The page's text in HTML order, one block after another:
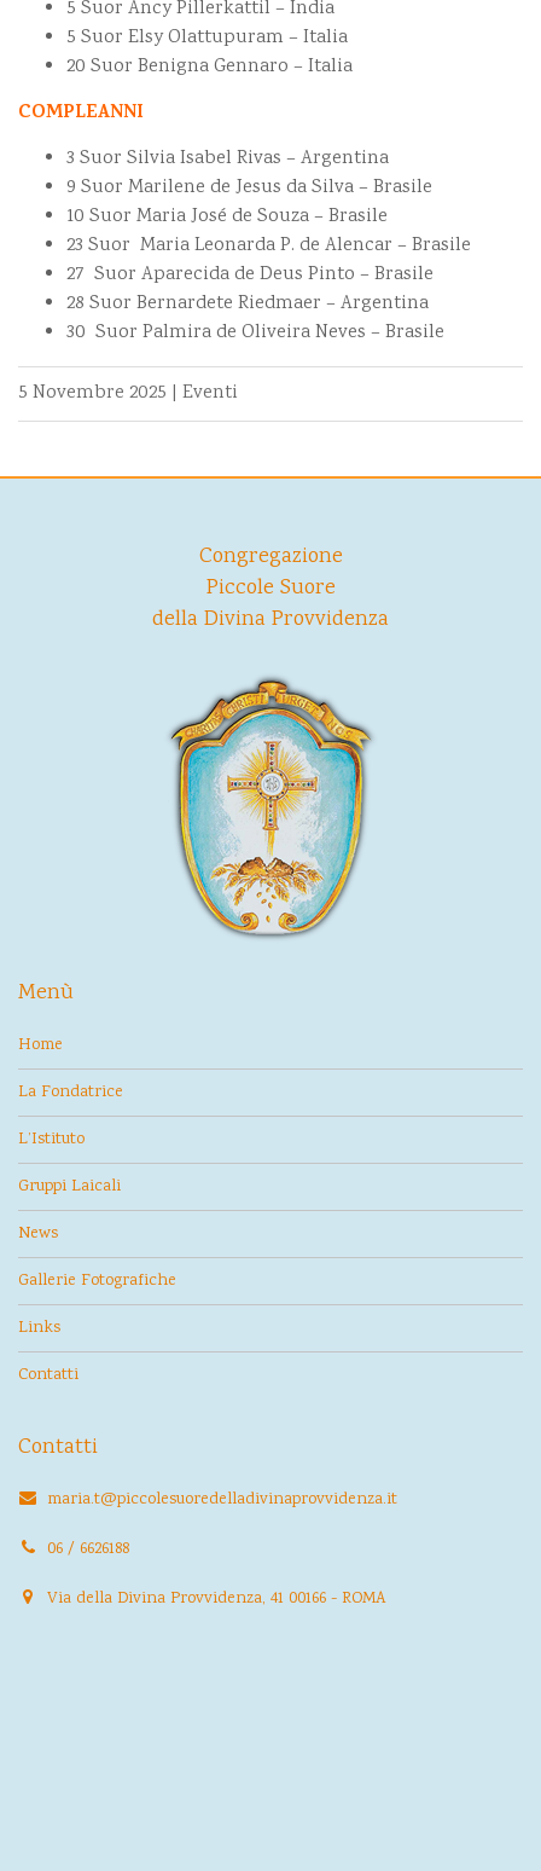
5 Suor Ancy Pillerkattil – India
5 Suor Elsy Olattupuram – Italia
20 Suor Benigna Gennaro – Italia
COMPLEANNI
3 Suor Silvia Isabel Rivas – Argentina
9 Suor Marilene de Jesus da Silva – Brasile
10 Suor Maria José de Souza – Brasile
23 Suor Maria Leonarda P. de Alencar – Brasile
27 Suor Aparecida de Deus Pinto – Brasile
28 Suor Bernardete Riedmaer – Argentina
30 Suor Palmira de Oliveira Neves – Brasile
5 Novembre 2025 | Eventi
Congregazione
Piccole Suore
della Divina Provvidenza
Menù
Home
La Fondatrice
L’Istituto
Gruppi Laicali
News
Gallerie Fotografiche
Links
Contatti
Contatti
maria.t@piccolesuoredelladivinaprovvidenza.it
06 / 6626188
Via della Divina Provvidenza, 41 00166 - ROMA